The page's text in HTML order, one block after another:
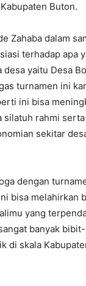
Buton.
Zahaba dalam
terhadap apa
yaitu Desa
turnamen ini
ini bisa
silatuh rahmi
sekitar
dengan
bisa melahirkan
yang
banyak
di skala